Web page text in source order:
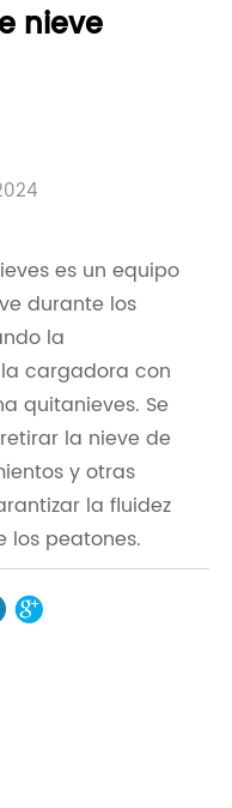
nieve
es un equipo
durante los
la
cargadora con
quitanieves. Se
la nieve de
y otras
la fluidez
los peatones.